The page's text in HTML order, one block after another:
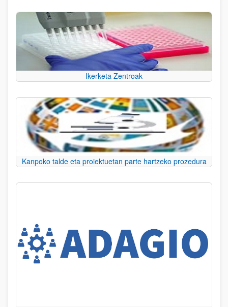
Ikerketa Zentroak
Kanpoko talde eta proiektuetan parte hartzeko prozedura